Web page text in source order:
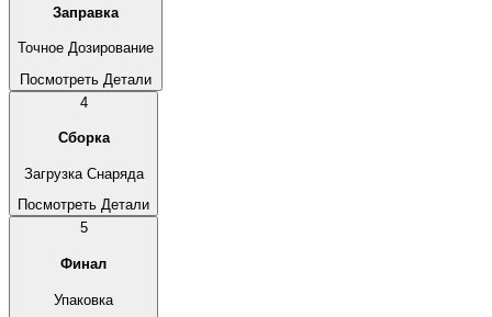
Заправка
Точное Дозирование
Посмотреть Детали
4
Сборка
Загрузка Снаряда
Посмотреть Детали
5
Финал
Упаковка